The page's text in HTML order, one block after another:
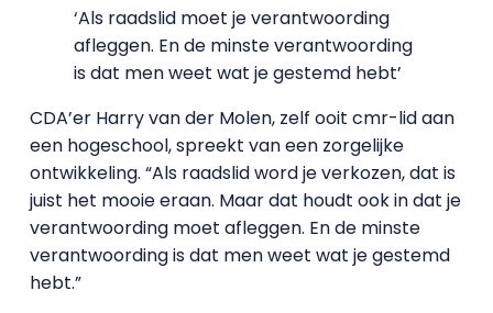
‘Als raadslid moet je verantwoording
afleggen. En de minste verantwoording
is dat men weet wat je gestemd hebt’
CDA’er Harry van der Molen, zelf ooit cmr-lid aan
een hogeschool, spreekt van een zorgelijke
ontwikkeling. “Als raadslid word je verkozen, dat is
juist het mooie eraan. Maar dat houdt ook in dat je
verantwoording moet afleggen. En de minste
verantwoording is dat men weet wat je gestemd
hebt.”